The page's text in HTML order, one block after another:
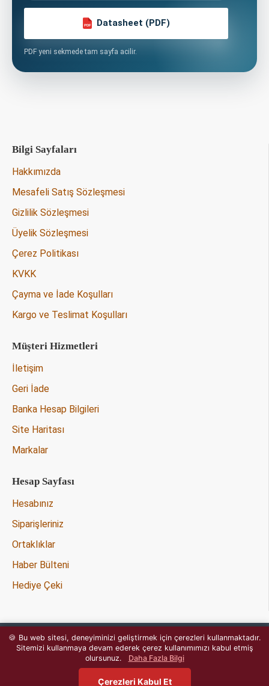
PDF Datasheet (PDF)
PDF yeni sekmede tam sayfa acilir.
Bilgi Sayfaları
Hakkımızda
Mesafeli Satış Sözleşmesi
Gizlilik Sözleşmesi
Üyelik Sözleşmesi
Çerez Politikası
KVKK
Çayma ve İade Koşulları
Kargo ve Teslimat Koşulları
Müşteri Hizmetleri
İletişim
Geri İade
Banka Hesap Bilgileri
Site Haritası
Markalar
Hesap Sayfası
Hesabınız
Siparişleriniz
Ortaklıklar
Haber Bülteni
Hediye Çeki
Copyright © 2020 - Tüm Hakları
OpencartJournal.com
🍪 Bu web sitesi, deneyiminizi geliştirmek için çerezleri kullanmaktadır.
Sitemizi kullanmaya devam ederek çerez kullanımımızı kabul etmiş
olursunuz.
Daha Fazla Bilgi
Çerezleri Kabul Et